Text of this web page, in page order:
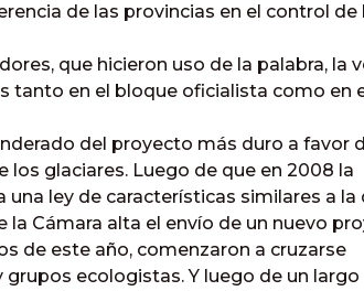
de las provincias en el control de
que hicieron uso de la palabra, la
tanto en el bloque oficialista como en
del proyecto más duro a favor
glaciares. Luego de que en 2008 la
ley de características similares a la
Cámara alta el envío de un nuevo
de este año, comenzaron a cruzarse
ecologistas. Y luego de un